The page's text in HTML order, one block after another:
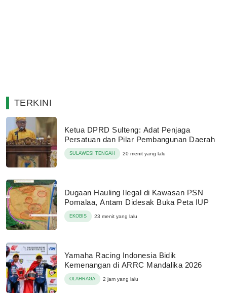
TERKINI
Ketua DPRD Sulteng: Adat Penjaga
Persatuan dan Pilar Pembangunan Daerah
SULAWESI TENGAH 20 menit yang lalu
Dugaan Hauling Ilegal di Kawasan PSN
Pomalaa, Antam Didesak Buka Peta IUP
EKOBIS 23 menit yang lalu
Yamaha Racing Indonesia Bidik
Kemenangan di ARRC Mandalika 2026
OLAHRAGA 2 jam yang lalu